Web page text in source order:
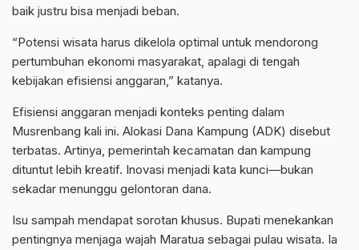
baik justru bisa menjadi beban.
“Potensi wisata harus dikelola optimal untuk mendorong
pertumbuhan ekonomi masyarakat, apalagi di tengah
kebijakan efisiensi anggaran,” katanya.
Efisiensi anggaran menjadi konteks penting dalam
Musrenbang kali ini. Alokasi Dana Kampung (ADK) disebut
terbatas. Artinya, pemerintah kecamatan dan kampung
dituntut lebih kreatif. Inovasi menjadi kata kunci—bukan
sekadar menunggu gelontoran dana.
Isu sampah mendapat sorotan khusus. Bupati menekankan
pentingnya menjaga wajah Maratua sebagai pulau wisata. Ia